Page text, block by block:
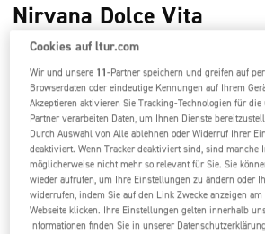
Nirvana Dolce Vita
Alle Ziele Türkei Türkische Riviera
97% 5,7/6 2161 Bew.
Cookies auf ltur.com
Wir und unsere 11-Partner speichern und greifen auf
Browserdaten oder eindeutige Kennungen auf Ihrem
Akzeptieren aktivieren Sie Tracking-Technologien für
Partner verarbeiten Daten, um Ihnen Dienste
Durch Auswahl von Alle ablehnen oder Widerruf Ihrer
deaktiviert. Wenn Tracker deaktiviert sind, sind manche
möglicherweise nicht mehr so relevant für Sie. Sie
wieder aufrufen, um Ihre Einstellungen zu ändern oder
widerrufen, indem Sie auf den Link Zwecke anzeigen
Webseite klicken. Ihre Einstellungen gelten innerhalb
Informationen finden Sie in unserer